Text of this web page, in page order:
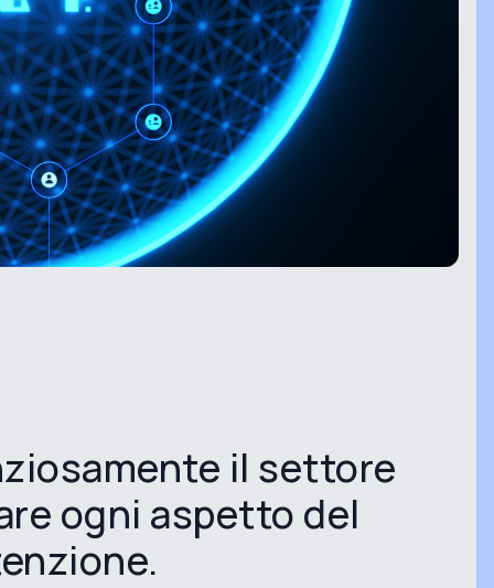
il settore
ogni aspetto del